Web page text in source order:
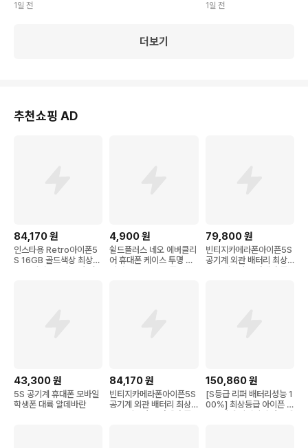
1일 전 1일 전
더보기
추천쇼핑 AD
84,170원
인스타용 Retro아이폰5
S 16GB 골드색상 최상위
등급 에어드롭 인스타 감
4,900원
쉴드플러스 네오 에버클리
어 휴대폰 케이스 투명 클
리어 PC+TPU 2중구조
79,800원
빈티지카메라폰아이픈5S
공기계 외관 배터리 최상
등급 인스타용 카메라 중
43,300원
5S 공기계 휴대폰 모바일
학생폰 대륙 알데바란
84,170원
빈티지카메라폰아이픈5S
공기계 외관 배터리 최상
150,860원
[S등급 리퍼 배터리성능 1
00%] 최상등급 아이픈 5